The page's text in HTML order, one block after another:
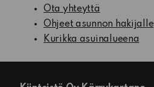
Ota yhteyttä
Ohjeet asunnon hakijalle
Kurikka asuinalueena